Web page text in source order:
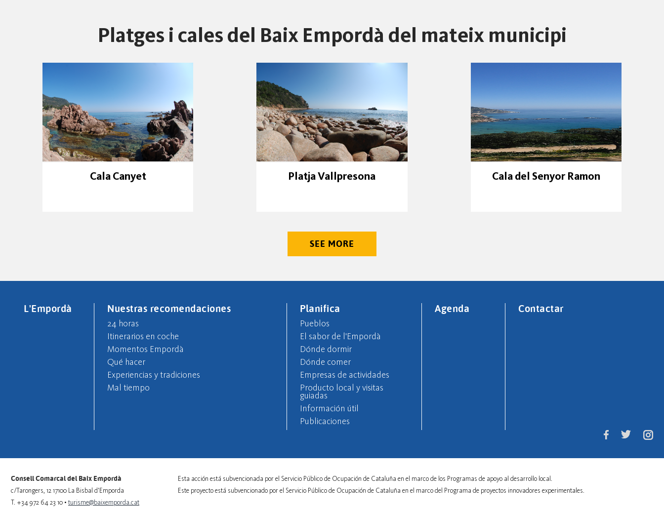
Platges i cales del Baix Empordà del mateix municipi
Cala Canyet Platja Vallpresona Cala del Senyor Ramon
SEE MORE
L'Empordà Nuestras recomendaciones
24 horas
Itinerarios en coche
Momentos Empordà
Qué hacer
Experiencias y tradiciones
Mal tiempo
Planifica
Pueblos
El sabor de l'Empordà
Dónde dormir
Dónde comer
Empresas de actividades
Producto local y visitas
guiadas
Información útil
Publicaciones
Agenda Contactar
Consell Comarcal del Baix Empordà
c/Tarongers, 12 17100 La Bisbal d'Emporda
T. +34 972 64 23 10 • turisme@baixemporda.cat
Esta acción está subvencionada por el Servicio Público de Ocupación de Cataluña en el marco de los Programas de apoyo al desarrollo local.
Este proyecto está subvencionado por el Servicio Público de Ocupación de Cataluña en el marco del Programa de proyectos innovadores experimentales.